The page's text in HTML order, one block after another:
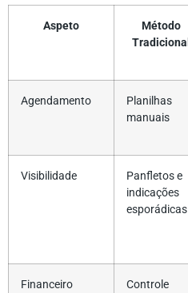
Aspeto
Método
Tradicional
Agendamento
Planilhas
manuais
Visibilidade
Panfletos e
indicações
esporádicas
Financeiro
Controle